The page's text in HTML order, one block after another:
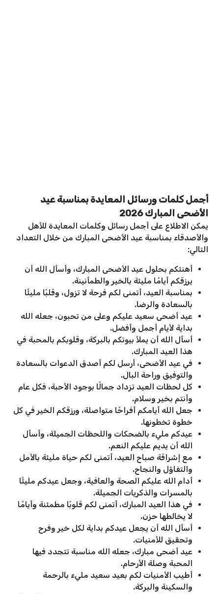
أجمل كلمات ورسائل المعايدة بمناسبة عيد
الأضحى المبارك 2026
يمكن الاطلاع على أجمل رسائل وكلمات المعايدة للأهل
والأصدقاء بمناسبة عيد الأضحى المبارك من خلال التعداد
التالي:
أهنئكم بحلول عيد الأضحى المبارك، وأسأل الله أن
يرزقكم أيامًا مليئة بالخير والطمأنينة.
بمناسبة العيد، أتمنى لكم فرحة لا تزول، وقلبًا مليئًا
بالسعادة والرضا.
عيد أضحى سعيد عليكم وعلى من تحبون، جعله الله
بداية لأيام أجمل وأفضل.
أسأل الله أن يملأ بيوتكم بالبركة، وقلوبكم بالمحبة في
هذا العيد المبارك.
في عيد الأضحى، أرسل لكم أصدق الدعوات بالسعادة
والتوفيق وراحة البال.
كل لحظات العيد تزداد جمالًا بوجود الأحبة، فكل عام
وأنتم بخير وسلام.
جعل الله أيامكم أفراحًا متواصلة، ورزقكم الخير في كل
خطوة تخطونها.
عيدكم مليء بالضحكات واللحظات الجميلة، وأسأل
الله أن يديم عليكم النعم.
مع إشراقة صباح العيد، أتمنى لكم حياة مليئة بالأمل
والتفاؤل والنجاح.
أدام الله عليكم الصحة والعافية، وجعل عيدكم مليئًا
بالمسرات والذكريات الجميلة.
في هذا العيد المبارك، أتمنى لكم قلوبًا مطمئنة وأيامًا
لا يخالطها حزن.
أسأل الله أن يجعل عيدكم بداية لكل خير وفرح
وتحقيق للأمنيات.
عيد أضحى مبارك، جعله الله مناسبة تتجدد فيها
المحبة وصلة الأرحام.
أطيب الأمنيات لكم بعيد سعيد مليء بالرحمة
والسكينة والبركة.